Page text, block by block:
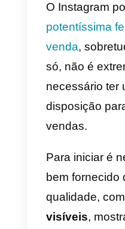
insights e
perceber
hashtags
conferir à
uma